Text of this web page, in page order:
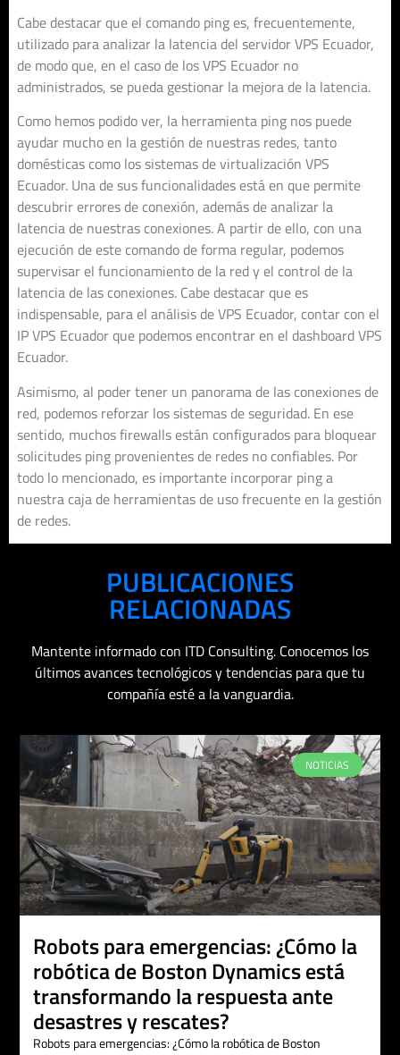
Cabe destacar que el comando ping es, frecuentemente,
utilizado para analizar la latencia del servidor VPS Ecuador,
de modo que, en el caso de los VPS Ecuador no
administrados, se pueda gestionar la mejora de la latencia.
Como hemos podido ver, la herramienta ping nos puede
ayudar mucho en la gestión de nuestras redes, tanto
domésticas como los sistemas de virtualización VPS
Ecuador. Una de sus funcionalidades está en que permite
descubrir errores de conexión, además de analizar la
latencia de nuestras conexiones. A partir de ello, con una
ejecución de este comando de forma regular, podemos
supervisar el funcionamiento de la red y el control de la
latencia de las conexiones. Cabe destacar que es
indispensable, para el análisis de VPS Ecuador, contar con el
IP VPS Ecuador que podemos encontrar en el dashboard VPS
Ecuador.
Asimismo, al poder tener un panorama de las conexiones de
red, podemos reforzar los sistemas de seguridad. En ese
sentido, muchos firewalls están configurados para bloquear
solicitudes ping provenientes de redes no confiables. Por
todo lo mencionado, es importante incorporar ping a
nuestra caja de herramientas de uso frecuente en la gestión
de redes.
PUBLICACIONES
RELACIONADAS
Mantente informado con ITD Consulting. Conocemos los
últimos avances tecnológicos y tendencias para que tu
compañía esté a la vanguardia.
NOTICIAS
Robots para emergencias: ¿Cómo la
robótica de Boston Dynamics está
transformando la respuesta ante
desastres y rescates?
Robots para emergencias: ¿Cómo la robótica de Boston